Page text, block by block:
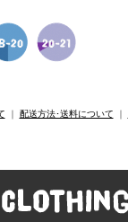
｜ 配送方法･送料について ｜